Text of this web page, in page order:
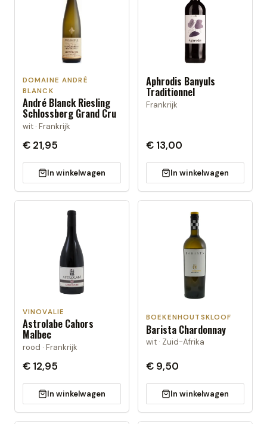
DOMAINE ANDRÉ
BLANCK
André Blanck Riesling
Schlossberg Grand Cru
wit · Frankrijk
€ 21,95
In winkelwagen
Aphrodis Banyuls
Traditionnel
Frankrijk
€ 13,00
In winkelwagen
VINOVALIE
Astrolabe Cahors
Malbec
rood · Frankrijk
€ 12,95
In winkelwagen
BOEKENHOUTSKLOOF
Barista Chardonnay
wit · Zuid-Afrika
€ 9,50
In winkelwagen